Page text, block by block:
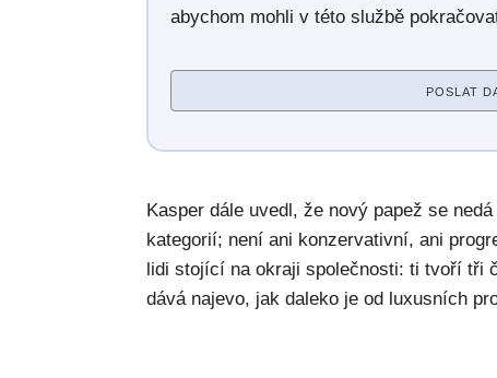
abychom mohli v této službě
POSLAT
Kasper dále uvedl, že nový papež se
kategorií; není ani konzervativní, ani
lidi stojící na okraji společnosti: ti tvoří tři
dává najevo, jak daleko je od luxusních